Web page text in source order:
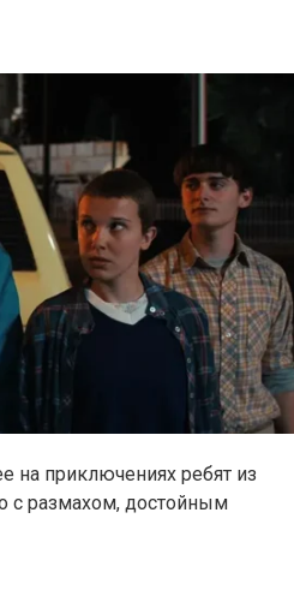
на приключениях ребят из
с размахом, достойным